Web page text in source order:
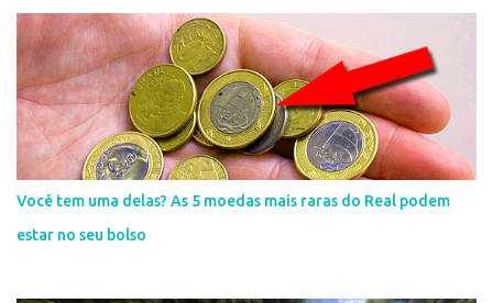
Você tem uma delas? As 5 moedas mais raras do Real podem
estar no seu bolso